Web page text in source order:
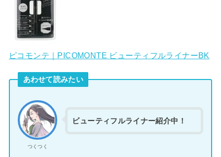
ピコモンテ｜PICOMONTE ビューティフルライナーBK
あわせて読みたい
つくつく
ビューティフルライナー紹介中！